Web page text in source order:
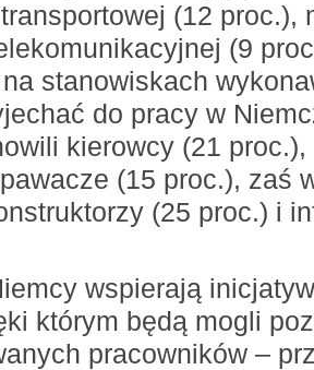
(12 proc.),
(9
stanowiskach
do pracy w
kierowcy (21
(15 proc.), zaś
(25 proc.) i
wspierają
którym będą mogli
pracowników –